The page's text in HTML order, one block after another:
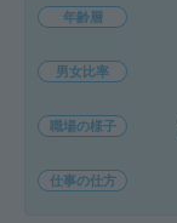
年齢層
男女比率
職場の様子
仕事の仕方